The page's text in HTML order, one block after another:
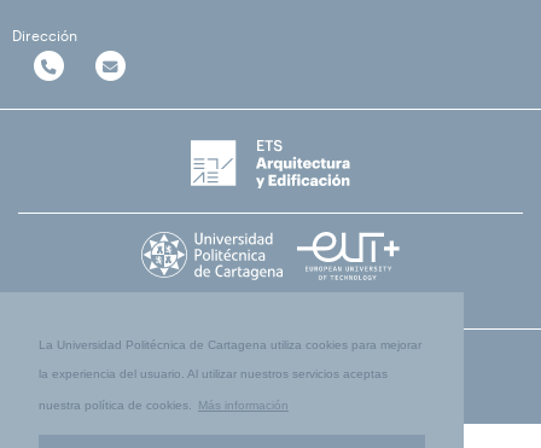
La Universidad Politécnica de Cartagena utiliza cookies para mejorar
la experiencia del usuario. Al utilizar nuestros servicios aceptas
nuestra política de cookies. Más información
Dirección